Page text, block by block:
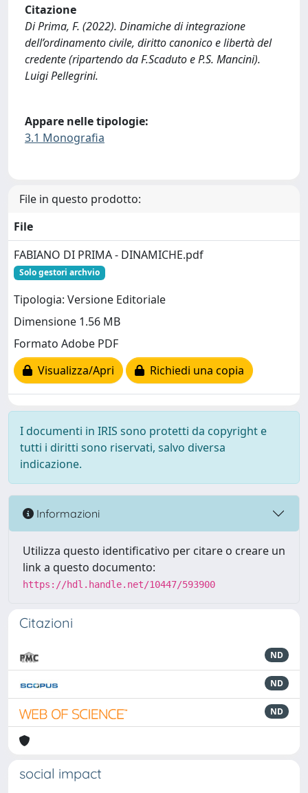
Citazione
Di Prima, F. (2022). Dinamiche di integrazione
dell’ordinamento civile, diritto canonico e libertà del
credente (ripartendo da F.Scaduto e P.S. Mancini).
Luigi Pellegrini.
Appare nelle tipologie:
3.1 Monografia
File in questo prodotto:
File
FABIANO DI PRIMA - DINAMICHE.pdf
Solo gestori archvio
Tipologia: Versione Editoriale
Dimensione 1.56 MB
Formato Adobe PDF
Visualizza/Apri
Richiedi una copia
I documenti in IRIS sono protetti da copyright e
tutti i diritti sono riservati, salvo diversa
indicazione.
Informazioni
Utilizza questo identificativo per citare o creare un
link a questo documento:
https://hdl.handle.net/10447/593900
Citazioni
ND
ND
ND
social impact